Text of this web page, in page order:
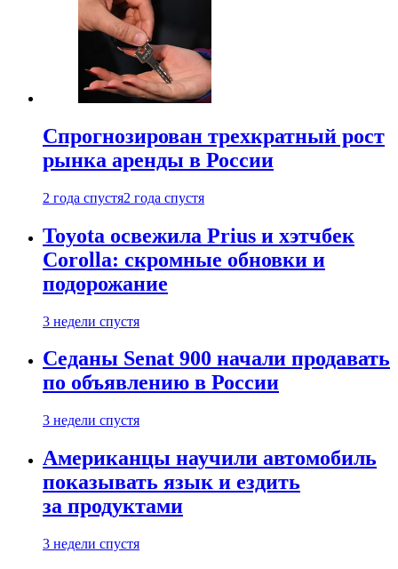
Спрогнозирован трехкратный рост
рынка аренды в России
2 года спустя2 года спустя
Toyota освежила Prius и хэтчбек
Corolla: скромные обновки и
подорожание
3 недели спустя
Седаны Senat 900 начали продавать
по объявлению в России
3 недели спустя
Американцы научили автомобиль
показывать язык и ездить
за продуктами
3 недели спустя